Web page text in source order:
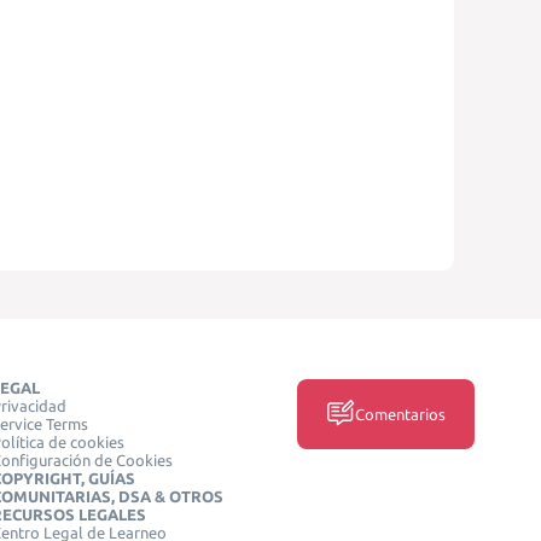
Terms
de cookies
de Cookies
GUÍAS
DSA & OTROS
LEGALES
Legal de Learneo
Comentarios